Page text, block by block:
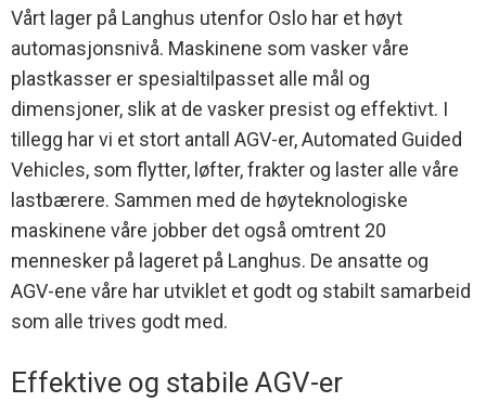
Vårt lager på Langhus utenfor Oslo har et høyt
automasjonsnivå. Maskinene som vasker våre
plastkasser er spesialtilpasset alle mål og
dimensjoner, slik at de vasker presist og effektivt. I
tillegg har vi et stort antall AGV-er, Automated Guided
Vehicles, som flytter, løfter, frakter og laster alle våre
lastbærere. Sammen med de høyteknologiske
maskinene våre jobber det også omtrent 20
mennesker på lageret på Langhus. De ansatte og
AGV-ene våre har utviklet et godt og stabilt samarbeid
som alle trives godt med.
Effektive og stabile AGV-er